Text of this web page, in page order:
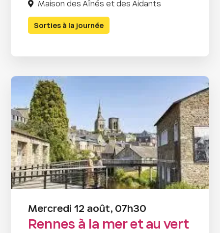
Maison des Aînés et des Aidants
Sorties à la journée
Mercredi 12 août, 07h30
Rennes à la mer et au vert